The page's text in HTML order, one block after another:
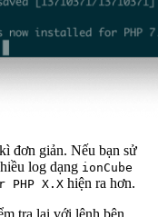
đơn giản. Nếu bạn sử
log dạng ionCube
X.X hiện ra hơn.
tra lại với lệnh bên